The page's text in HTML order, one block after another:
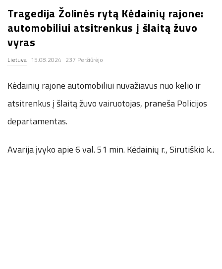
.
c
o
.
u
k
Tragedija Žolinės rytą Kėdainių rajone:
automobiliui atsitrenkus į šlaitą žuvo
vyras
Lietuva 15.08.2024 237 Peržiūrėjo
Kėdainių rajone automobiliui nuvažiavus nuo kelio ir
atsitrenkus į šlaitą žuvo vairuotojas, praneša Policijos
departamentas.
Avarija įvyko apie 6 val. 51 min. Kėdainių r., Sirutiškio k..